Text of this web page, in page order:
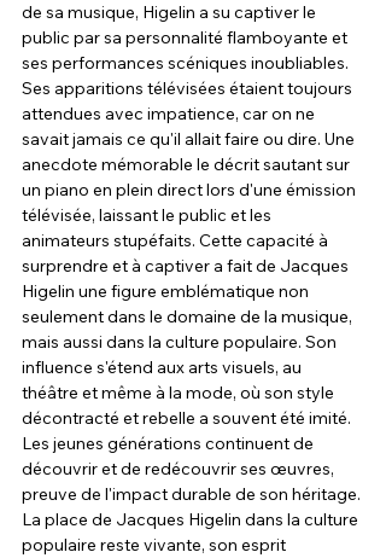
de sa musique, Higelin a su captiver le
public par sa personnalité flamboyante et
ses performances scéniques inoubliables.
Ses apparitions télévisées étaient toujours
attendues avec impatience, car on ne
savait jamais ce qu'il allait faire ou dire. Une
anecdote mémorable le décrit sautant sur
un piano en plein direct lors d'une émission
télévisée, laissant le public et les
animateurs stupéfaits. Cette capacité à
surprendre et à captiver a fait de Jacques
Higelin une figure emblématique non
seulement dans le domaine de la musique,
mais aussi dans la culture populaire. Son
influence s'étend aux arts visuels, au
théâtre et même à la mode, où son style
décontracté et rebelle a souvent été imité.
Les jeunes générations continuent de
découvrir et de redécouvrir ses œuvres,
preuve de l'impact durable de son héritage.
La place de Jacques Higelin dans la culture
populaire reste vivante, son esprit